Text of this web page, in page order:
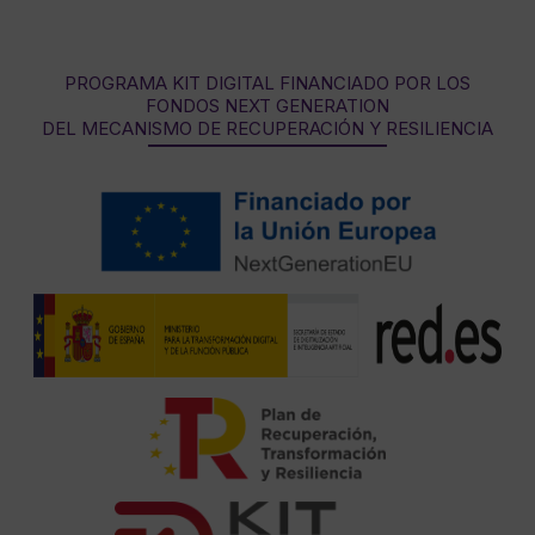
PROGRAMA KIT DIGITAL FINANCIADO POR LOS
FONDOS NEXT GENERATION
DEL MECANISMO DE RECUPERACIÓN Y RESILIENCIA